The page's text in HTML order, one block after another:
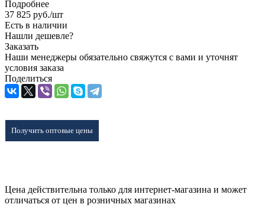
Подробнее
37 825 руб./шт
Есть в наличии
Нашли дешевле?
Заказать
Наши менеджеры обязательно свяжутся с вами и уточнят
условия заказа
Поделиться
Получить оптовые цены
Цена действительна только для интернет-магазина и может
отличаться от цен в розничных магазинах